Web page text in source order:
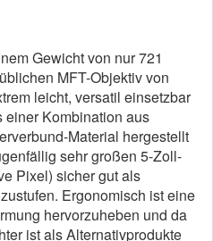
Gewicht von nur 721
MFT-Objektiv von
leicht, versatil einsetzbar
einer Kombination aus
Material hergestellt
sehr großen 5-Zoll-
Pixel) sicher gut als
Ergonomisch ist eine
hervorzuheben und da
ist als Alternativprodukte